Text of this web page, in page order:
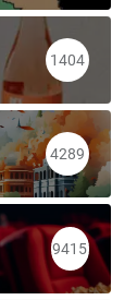
1404
4289
9415